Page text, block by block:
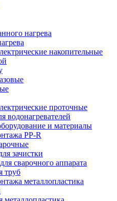
нагрева
накопительные
проточные
водонагревателей
и материалы
PP-R
зачистки
сварочного аппарата
труб
металлопластика